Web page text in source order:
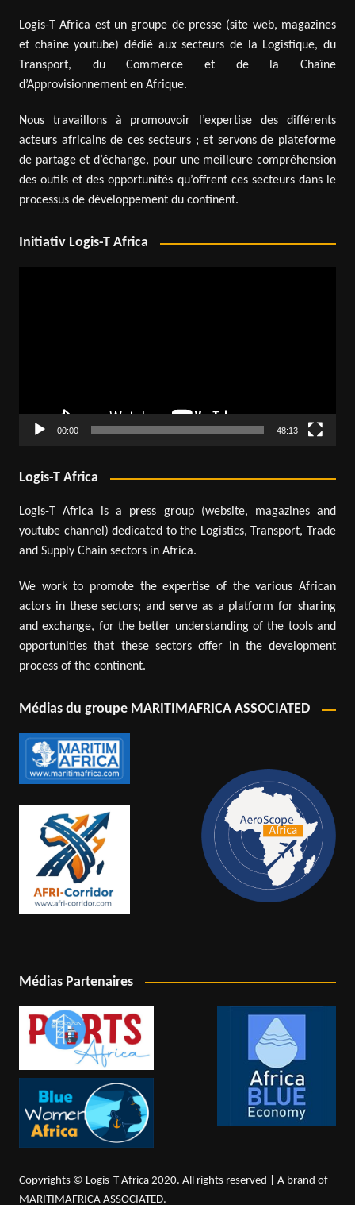
Logis-T Africa est un groupe de presse (site web, magazines
et chaîne youtube) dédié aux secteurs de la Logistique, du
Transport, du Commerce et de la Chaîne
d’Approvisionnement en Afrique.
Nous travaillons à promouvoir l’expertise des différents
acteurs africains de ces secteurs ; et servons de plateforme
de partage et d’échange, pour une meilleure compréhension
des outils et des opportunités qu’offrent ces secteurs dans le
processus de développement du continent.
Initiativ Logis-T Africa
00:00 48:13
Logis-T Africa
Logis-T Africa is a press group (website, magazines and
youtube channel) dedicated to the Logistics, Transport, Trade
and Supply Chain sectors in Africa.
We work to promote the expertise of the various African
actors in these sectors; and serve as a platform for sharing
and exchange, for the better understanding of the tools and
opportunities that these sectors offer in the development
process of the continent.
Médias du groupe MARITIMAFRICA ASSOCIATED
Médias Partenaires
Copyrights © Logis-T Africa 2020. All rights reserved | A brand of
MARITIMAFRICA ASSOCIATED.